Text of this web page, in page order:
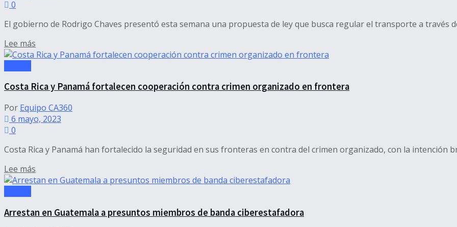
0
El gobierno de Rodrigo Chaves presentó esta semana una propuesta de ley que busca regular el transporte a través
Lee más
Costa Rica y Panamá fortalecen cooperación contra crimen organizado en frontera
Por Equipo CA360
6 mayo, 2023
0
Costa Rica y Panamá han fortalecido la seguridad en sus fronteras en contra del crimen organizado, con la intención
Lee más
Arrestan en Guatemala a presuntos miembros de banda ciberestafadora